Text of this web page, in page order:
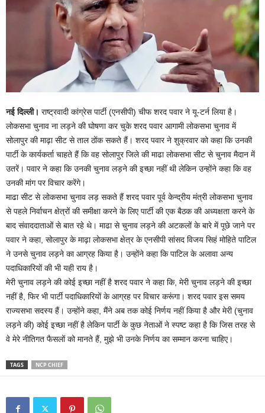
नई दिल्ली। राष्ट्रवादी कांग्रेस पार्टी (एनसीपी) चीफ शरद पवार ने यू-टर्न लिया है।
लोकसभा चुनाव ना लड़ने की घोषणा कर चुके शरद पवार आगामी लोकसभा चुनाव में
सोलापुर की माढ़ा सीट से ताल ठोंक सकते हैं। शरद पवार ने शुक्रवार को कहा कि उनकी
पार्टी के कार्यकर्ता चाहते हैं कि वह सोलापुर जिले की माढा लोकसभा सीट से चुनाव मैदान में
उतरें। पवार ने कहा कि उनकी चुनाव लड़ने की इच्छा नहीं थी लेकिन उन्होंने कहा कि वह
उनकी मांग पर विचार करेंगे।
माढा सीट से लोकसभा चुनाव लड़ सकते हैं शरद पवार पूर्व केन्द्रीय मंत्री लोकसभा चुनाव
से पहले निर्वाचन क्षेत्रों की समीक्षा करने के लिए पार्टी की एक बैठक की अध्यक्षता करने के
बाद संवाददाताओं से बात रहे थे। माढा से चुनाव लड़ने की अटकलों के बारे में पूछे जाने पर
पवार ने कहा, सोलापुर के माढ़ा लोकसभा क्षेत्र के एनसीपी सांसद विजय सिहं मोहिते पाटिल
ने उनसे चुनाव लड़ने का आग्रह किया है। उन्होंने कहा कि पाटिल के अलावा अन्य
पदाधिकारियों की भी यही राय है।
मेरी चुनाव लड़ने की कोई इच्छा नहीं है शरद पवार ने कहा कि, मेरी चुनाव लड़ने की इच्छा
नहीं है, फिर भी पार्टी पदाधिकारियों के आग्रह पर विचार करूंगा। शरद पवार इस समय
राज्यसभा सदस्य हैं। उन्होंने कहा, मैंने अब तक कोई निर्णय नहीं किया है और मेरी (चुनाव
लड़ने की) कोई इच्छा नहीं है लेकिन पार्टी के कुछ नेताओं ने स्पष्ट कहा है कि जिस तरह से
वे मेरे नीतिगत फैसलों को मानते हैं, मुझे भी उनके निर्णय का सम्मान करना चाहिए।
TAGS NCP CHIEF